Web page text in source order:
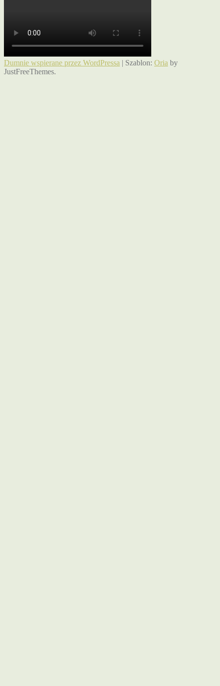
Dumnie wspierane przez WordPressa | Szablon: Oria by
JustFreeThemes.